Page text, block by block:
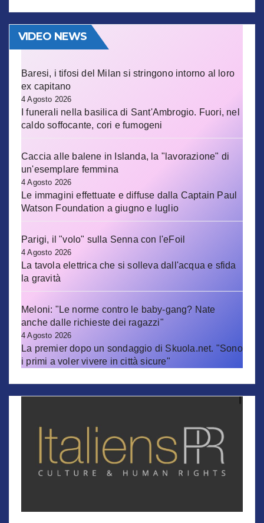
VIDEO NEWS
Baresi, i tifosi del Milan si stringono intorno al loro
ex capitano
4 Agosto 2026
I funerali nella basilica di Sant'Ambrogio. Fuori, nel
caldo soffocante, cori e fumogeni
Caccia alle balene in Islanda, la "lavorazione" di
un'esemplare femmina
4 Agosto 2026
Le immagini effettuate e diffuse dalla Captain Paul
Watson Foundation a giugno e luglio
Parigi, il "volo" sulla Senna con l'eFoil
4 Agosto 2026
La tavola elettrica che si solleva dall'acqua e sfida
la gravità
Meloni: "Le norme contro le baby-gang? Nate
anche dalle richieste dei ragazzi"
4 Agosto 2026
La premier dopo un sondaggio di Skuola.net. "Sono
i primi a voler vivere in città sicure"